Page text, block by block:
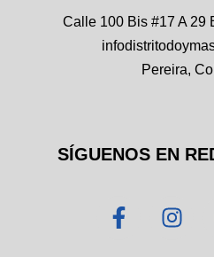
Calle 100 Bis #17 A 29
Pereira,
SÍGUENOS EN
F
a
I
n